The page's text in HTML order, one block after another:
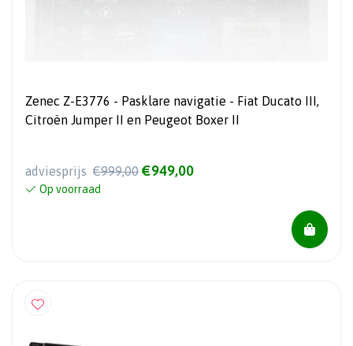
Zenec Z-E3776 - Pasklare navigatie - Fiat Ducato III,
Citroën Jumper II en Peugeot Boxer II
adviesprijs €999,00 €949,00
Op voorraad